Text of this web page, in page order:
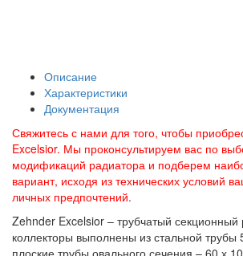
Описание
Характеристики
Документация
Свяжитесь с нами для того, чтобы
Excelsior. Мы проконсультируем вас по
модификаций радиатора и подберем
вариант, исходя из технических условий
личных предпочтений.
Zehnder Excelsior – трубчатый секционный
коллекторы выполнены из стальной
плоские трубы овального сечения – 60 х